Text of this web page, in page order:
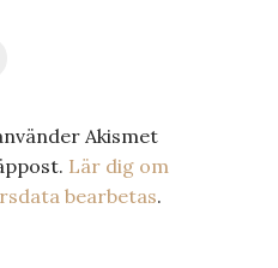
Akismet
Lär dig om
bearbetas.